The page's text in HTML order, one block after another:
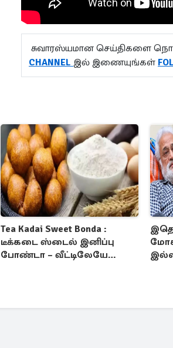
சுவாரஸ்யமான செய்திகளை
CHANNEL இல் இணையுங்கள்
Tea Kadai Sweet Bonda :
டீக்கடை ஸ்டைல் இனிப்பு
போண்டா – வீட்டிலேயே
இல்ல